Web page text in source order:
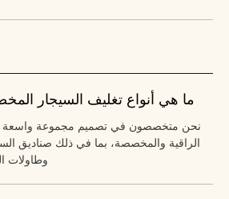
ما هي أنواع تغليف السيجار
نحن متخصصون في تصميم مجموعة واسعة
الراقية والمخصصة، بما في ذلك صناديق
وطاولات